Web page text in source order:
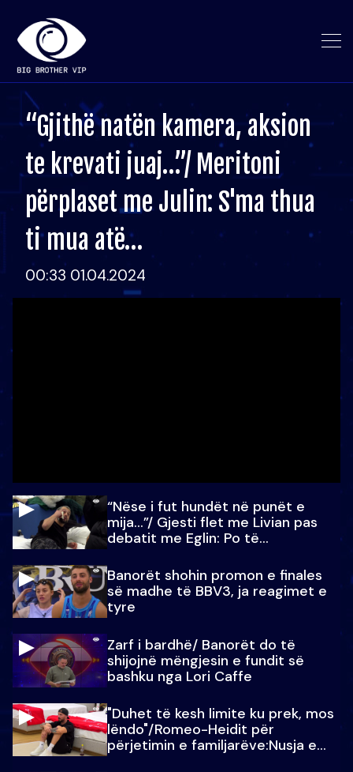
“Gjithë natën kamera, aksion
te krevati juaj…”/ Meritoni
përplaset me Julin: S'ma thua
ti mua atë…
00:33 01.04.2024
“Nëse i fut hundët në punët e
mija…”/ Gjesti flet me Livian pas
debatit me Eglin: Po të
Banorët shohin promon e finales
së madhe të BBV3, ja reagimet e
tyre
Zarf i bardhë/ Banorët do të
shijojnë mëngjesin e fundit së
bashku nga Lori Caffe
"Duhet të kesh limite ku prek, mos
lëndo"/Romeo-Heidit për
përjetimin e familjarëve:Nusja e